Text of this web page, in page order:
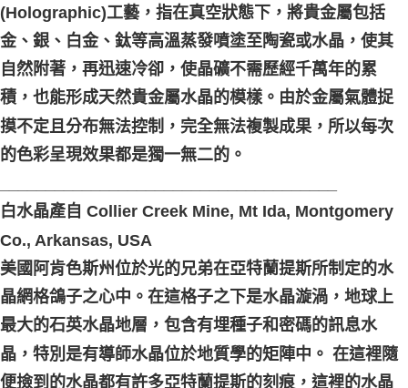
(Holographic)工藝，指在真空狀態下，將貴金屬包括
金、銀、白金、鈦等高溫蒸發噴塗至陶瓷或水晶，使其
自然附著，再迅速冷卻，使晶礦不需歷經千萬年的累
積，也能形成天然貴金屬水晶的模樣。由於金屬氣體捉
摸不定且分布無法控制，完全無法複製成果，所以每次
的色彩呈現效果都是獨一無二的。
白水晶產自 Collier Creek Mine, Mt Ida, Montgomery
Co., Arkansas, USA
美國阿肯色斯州位於光的兄弟在亞特蘭提斯所制定的水
晶網格鴿子之心中。在這格子之下是水晶漩渦，地球上
最大的石英水晶地層，包含有埋種子和密碼的訊息水
晶，特別是有導師水晶位於地質學的矩陣中。 在這裡隨
便撿到的水晶都有許多亞特蘭提斯的刻痕，這裡的水晶